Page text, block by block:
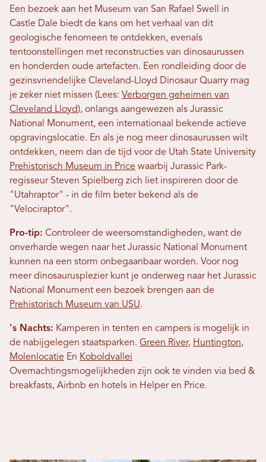
Een bezoek aan het Museum van San Rafael Swell in
Castle Dale biedt de kans om het verhaal van dit
geologische fenomeen te ontdekken, evenals
tentoonstellingen met reconstructies van dinosaurussen
en honderden oude artefacten. Een rondleiding door de
gezinsvriendelijke Cleveland-Lloyd Dinosaur Quarry mag
je zeker niet missen (Lees: Verborgen geheimen van
Cleveland Lloyd), onlangs aangewezen als Jurassic
National Monument, een internationaal bekende actieve
opgravingslocatie. En als je nog meer dinosaurussen wilt
ontdekken, neem dan de tijd voor de Utah State University
Prehistorisch Museum in Price waarbij Jurassic Park-
regisseur Steven Spielberg zich liet inspireren door de
"Utahraptor" - in de film beter bekend als de
"Velociraptor".
Pro-tip: Controleer de weersomstandigheden, want de
onverharde wegen naar het Jurassic National Monument
kunnen na een storm onbegaanbaar worden. Voor nog
meer dinosaurusplezier kunt je onderweg naar het Jurassic
National Monument een bezoek brengen aan de
Prehistorisch Museum van USU.
's Nachts: Kamperen in tenten en campers is mogelijk in
de nabijgelegen staatsparken. Green River, Huntington,
Molenlocatie En Koboldvallei
Overnachtingsmogelijkheden zijn ook te vinden via bed &
breakfasts, Airbnb en hotels in Helper en Price.